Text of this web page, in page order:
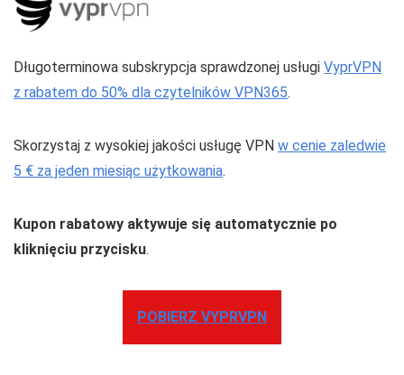
Długoterminowa subskrypcja sprawdzonej usługi VyprVPN
z rabatem do 50% dla czytelników VPN365.
Skorzystaj z wysokiej jakości usługę VPN w cenie zaledwie
5 € za jeden miesiąc użytkowania.
Kupon rabatowy aktywuje się automatycznie po
kliknięciu przycisku.
POBIERZ VYPRVPN